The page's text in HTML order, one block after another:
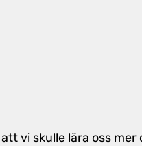
vi skulle lära oss